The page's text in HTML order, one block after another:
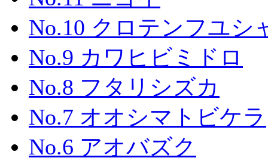
No.10 クロテンフユシ
No.9 カワヒビミドロ
No.8 フタリシズカ
No.7 オオシマトビケラ
No.6 アオバズク